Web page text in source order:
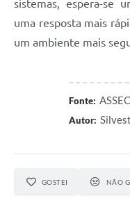
sistemas, espera-se
uma resposta mais
um ambiente mais
Fonte:
Autor:
GOSTEI NÃO